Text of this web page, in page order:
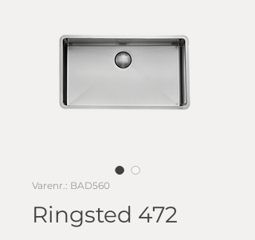
Varenr.: BAD560
Ringsted 472